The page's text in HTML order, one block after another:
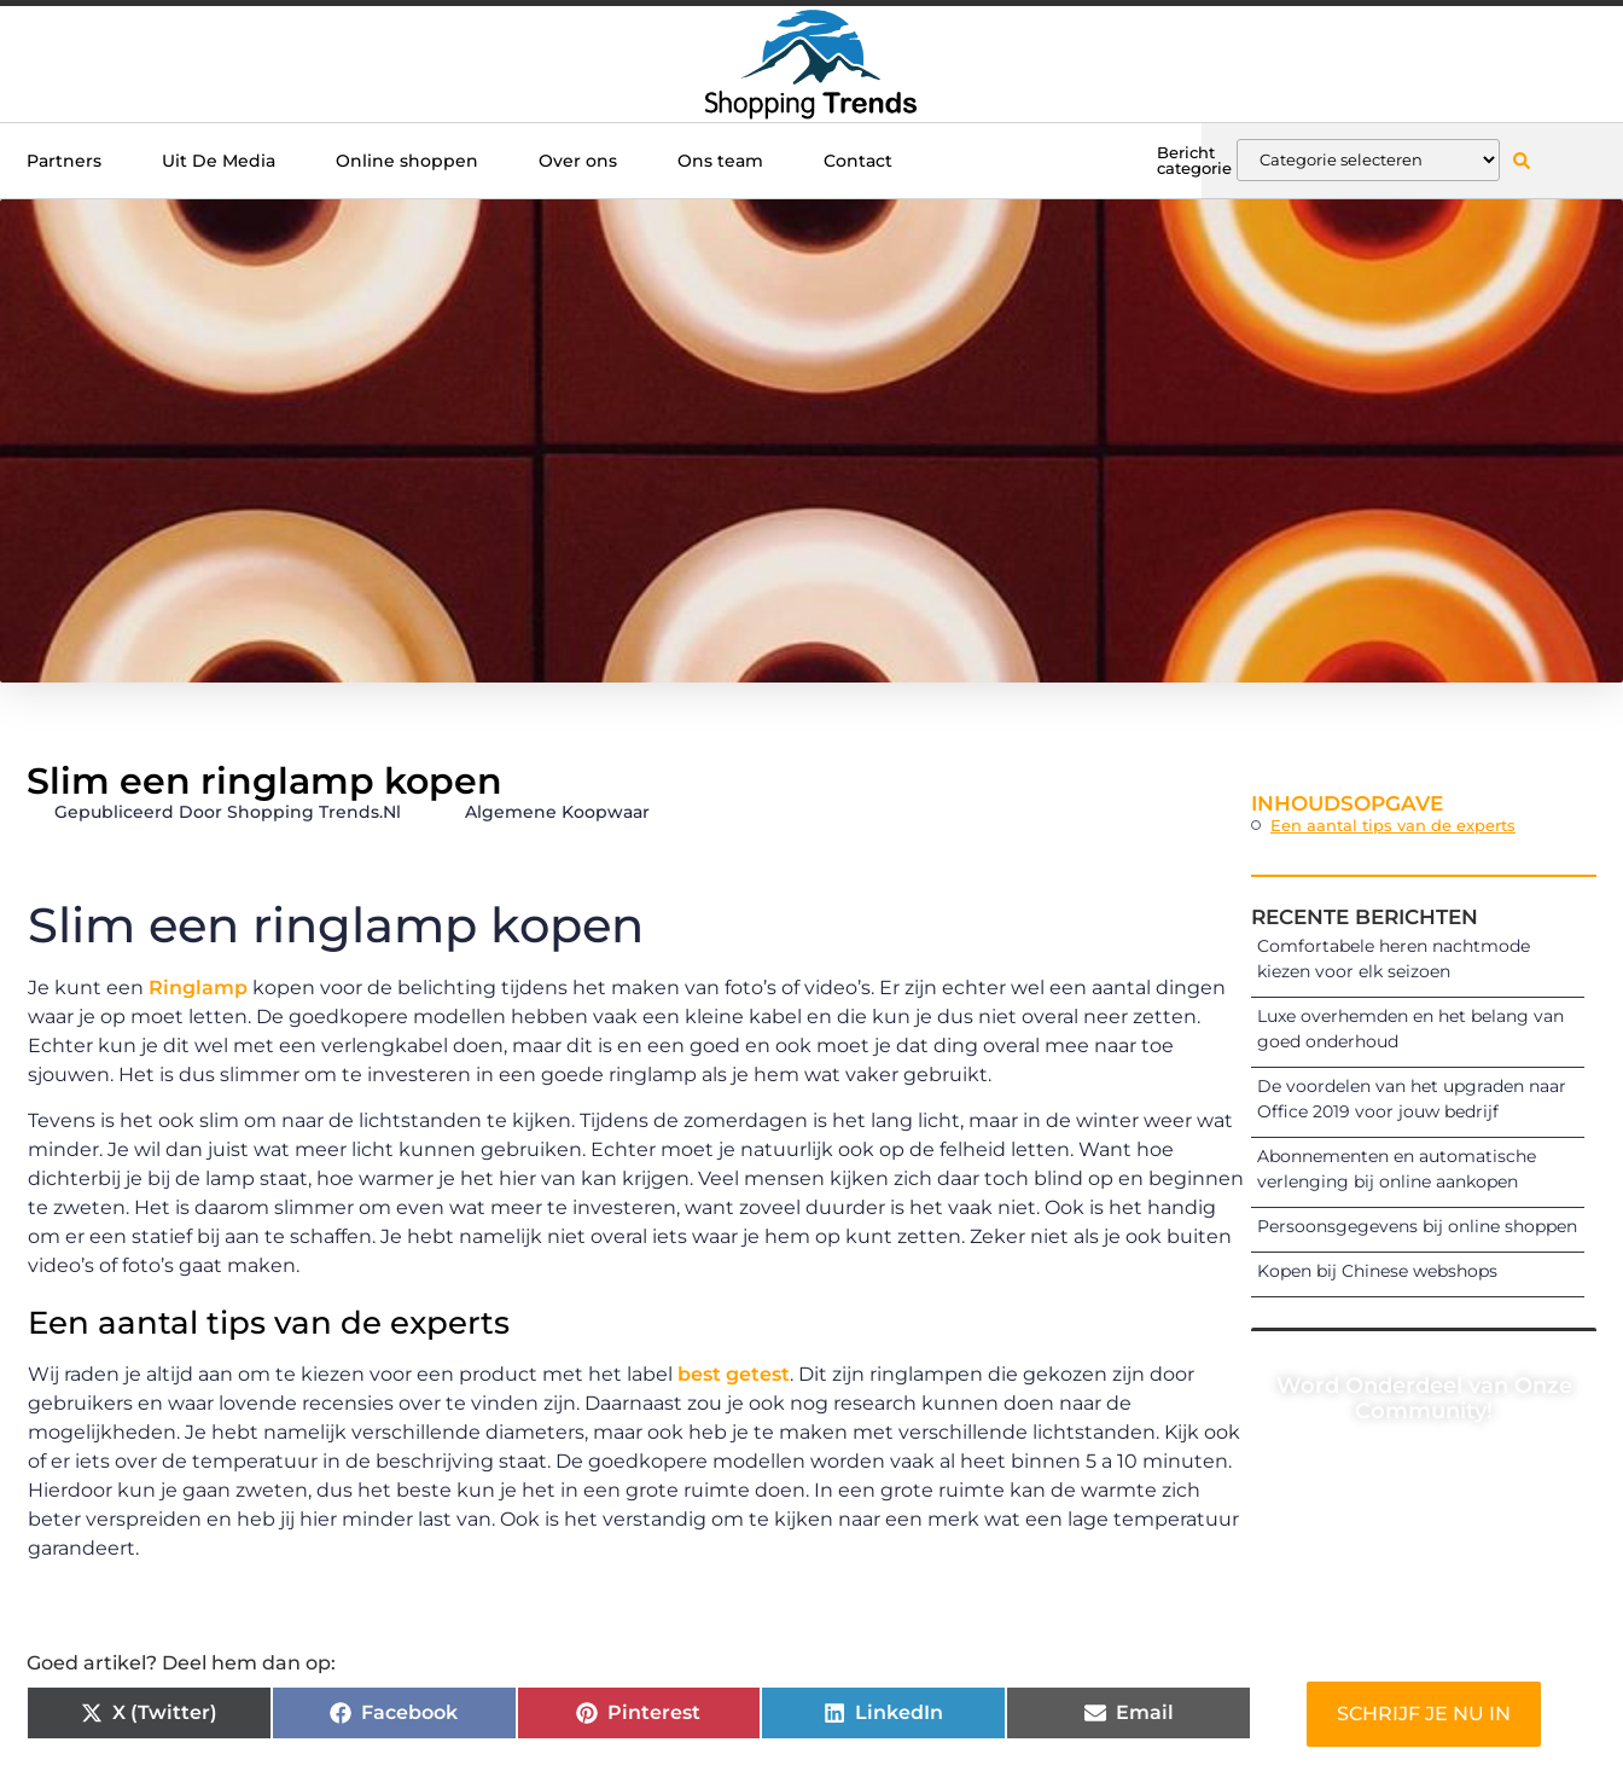
Partners Uit De Media Online shoppen Over ons Ons team Contact
Bericht
categorie
Slim een ringlamp kopen
Gepubliceerd Door Shopping Trends.nl Algemene Koopwaar
Slim een ringlamp kopen
Je kunt een Ringlamp kopen voor de belichting tijdens het maken van foto’s of video’s. Er zijn echter wel een aantal dingen
waar je op moet letten. De goedkopere modellen hebben vaak een kleine kabel en die kun je dus niet overal neer zetten.
Echter kun je dit wel met een verlengkabel doen, maar dit is en een goed en ook moet je dat ding overal mee naar toe
sjouwen. Het is dus slimmer om te investeren in een goede ringlamp als je hem wat vaker gebruikt.
Tevens is het ook slim om naar de lichtstanden te kijken. Tijdens de zomerdagen is het lang licht, maar in de winter weer wat
minder. Je wil dan juist wat meer licht kunnen gebruiken. Echter moet je natuurlijk ook op de felheid letten. Want hoe
dichterbij je bij de lamp staat, hoe warmer je het hier van kan krijgen. Veel mensen kijken zich daar toch blind op en beginnen
te zweten. Het is daarom slimmer om even wat meer te investeren, want zoveel duurder is het vaak niet. Ook is het handig
om er een statief bij aan te schaffen. Je hebt namelijk niet overal iets waar je hem op kunt zetten. Zeker niet als je ook buiten
video’s of foto’s gaat maken.
Een aantal tips van de experts
Wij raden je altijd aan om te kiezen voor een product met het label best getest. Dit zijn ringlampen die gekozen zijn door
gebruikers en waar lovende recensies over te vinden zijn. Daarnaast zou je ook nog research kunnen doen naar de
mogelijkheden. Je hebt namelijk verschillende diameters, maar ook heb je te maken met verschillende lichtstanden. Kijk ook
of er iets over de temperatuur in de beschrijving staat. De goedkopere modellen worden vaak al heet binnen 5 a 10 minuten.
Hierdoor kun je gaan zweten, dus het beste kun je het in een grote ruimte doen. In een grote ruimte kan de warmte zich
beter verspreiden en heb jij hier minder last van. Ook is het verstandig om te kijken naar een merk wat een lage temperatuur
garandeert.
Goed artikel? Deel hem dan op:
X (Twitter) Facebook Pinterest LinkedIn Email
INHOUDSOPGAVE
Een aantal tips van de experts
RECENTE BERICHTEN
Comfortabele heren nachtmode
kiezen voor elk seizoen
Luxe overhemden en het belang van
goed onderhoud
De voordelen van het upgraden naar
Office 2019 voor jouw bedrijf
Abonnementen en automatische
verlenging bij online aankopen
Persoonsgegevens bij online shoppen
Kopen bij Chinese webshops
Word Onderdeel van Onze
Community!
SCHRIJF JE NU IN